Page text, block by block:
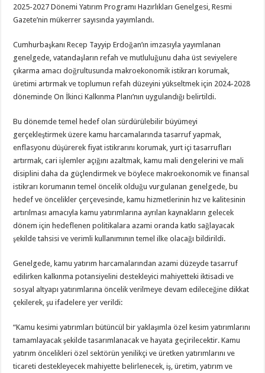
2025-2027 Dönemi Yatırım Programı Hazırlıkları Genelgesi, Resmi
Gazete’nin mükerrer sayısında yayımlandı.
Cumhurbaşkanı Recep Tayyip Erdoğan’ın imzasıyla yayımlanan
genelgede, vatandaşların refah ve mutluluğunu daha üst seviyelere
çıkarma amacı doğrultusunda makroekonomik istikrarı korumak,
üretimi artırmak ve toplumun refah düzeyini yükseltmek için 2024-2028
döneminde On İkinci Kalkınma Planı’nın uygulandığı belirtildi.
Bu dönemde temel hedef olan sürdürülebilir büyümeyi
gerçekleştirmek üzere kamu harcamalarında tasarruf yapmak,
enflasyonu düşürerek fiyat istikrarını korumak, yurt içi tasarrufları
artırmak, cari işlemler açığını azaltmak, kamu mali dengelerini ve mali
disiplini daha da güçlendirmek ve böylece makroekonomik ve finansal
istikrarı korumanın temel öncelik olduğu vurgulanan genelgede, bu
hedef ve öncelikler çerçevesinde, kamu hizmetlerinin hız ve kalitesinin
artırılması amacıyla kamu yatırımlarına ayrılan kaynakların gelecek
dönem için hedeflenen politikalara azami oranda katkı sağlayacak
şekilde tahsisi ve verimli kullanımının temel ilke olacağı bildirildi.
Genelgede, kamu yatırım harcamalarından azami düzeyde tasarruf
edilirken kalkınma potansiyelini destekleyici mahiyetteki iktisadi ve
sosyal altyapı yatırımlarına öncelik verilmeye devam edileceğine dikkat
çekilerek, şu ifadelere yer verildi:
“Kamu kesimi yatırımları bütüncül bir yaklaşımla özel kesim yatırımlarını
tamamlayacak şekilde tasarımlanacak ve hayata geçirilecektir. Kamu
yatırım öncelikleri özel sektörün yenilikçi ve üretken yatırımlarını ve
ticareti destekleyecek mahiyette belirlenecek, iş, üretim, yatırım ve